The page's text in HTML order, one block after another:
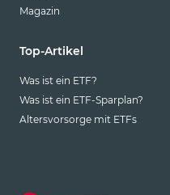
Magazin
Top-Artikel
Was ist ein ETF?
Was ist ein ETF-Sparplan?
Altersvorsorge mit ETFs